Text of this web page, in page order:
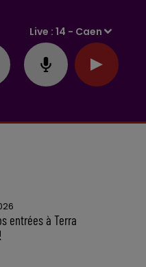
Live :14 - Caen
entrées à Terra